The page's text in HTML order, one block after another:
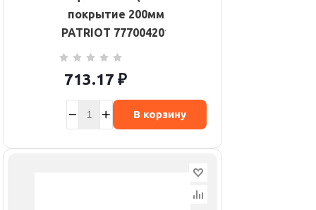
покрытие 200мм
PATRIOT 777004201
713.17 ₽
В корзину